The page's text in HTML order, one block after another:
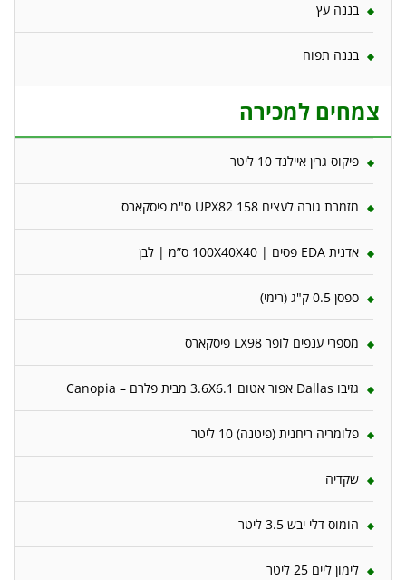
בננה עץ
בננה תפוח
צמחים למכירה
פיקוס גרין איילנד 10 ליטר
מזמרת גובה לעצים 158 UPX82 ס"מ פיסקארס
אדנית EDA פסים | 100X40X40 ס”מ | לבן
ספסן 0.5 ק"ג (רימי)
מספרי ענפים לופר LX98 פיסקארס
גזיבו Dallas אפור אטום 3.6X6.1 מבית פלרם – Canopia
פלומריה ריחנית (פיטנה) 10 ליטר
שקדיה
הומוס דלי יבש 3.5 ליטר
לימון ליים 25 ליטר